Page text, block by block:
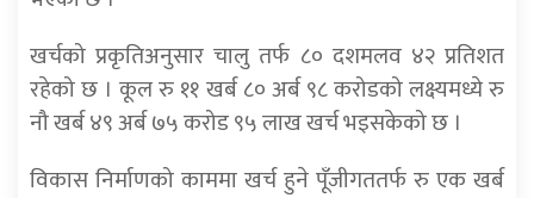
खर्चको प्रकृतिअनुसार चालु तर्फ ८० दशमलव ४२ प्रतिशत
रहेको छ । कूल रु ११ खर्ब ८० अर्ब ९८ करोडको लक्ष्यमध्ये रु
नौ खर्ब ४९ अर्ब ७५ करोड ९५ लाख खर्च भइसकेको छ ।
विकास निर्माणको काममा खर्च हुने पूँजीगततर्फ रु एक खर्ब